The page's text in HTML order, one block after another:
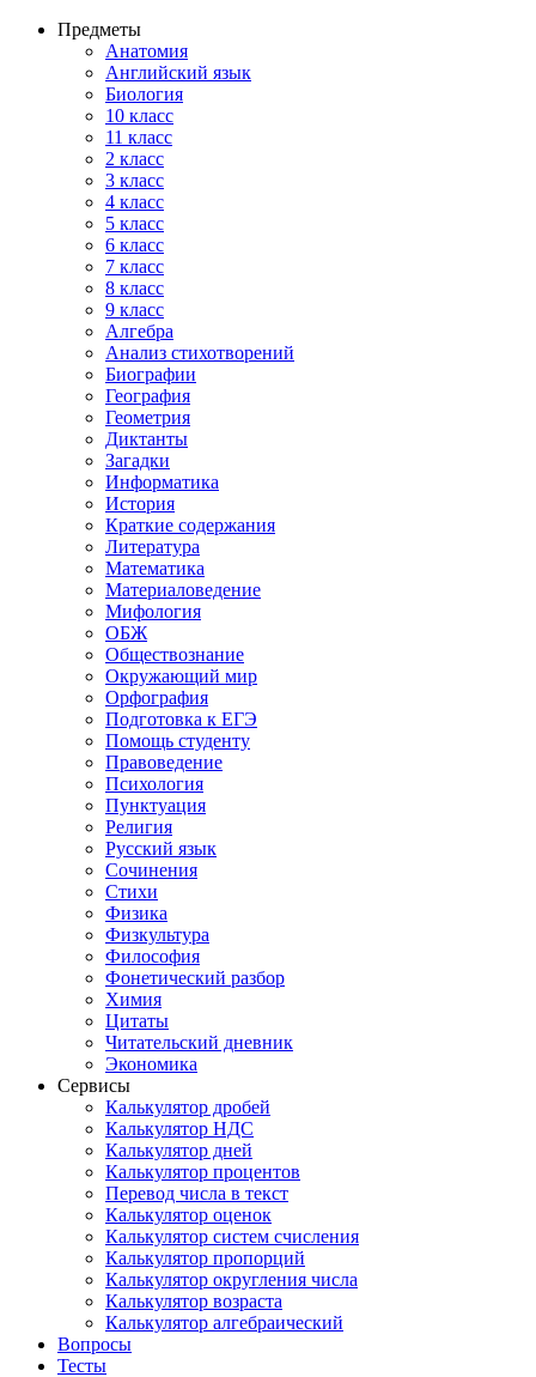
Предметы
Анатомия
Английский язык
Биология
10 класс
11 класс
2 класс
3 класс
4 класс
5 класс
6 класс
7 класс
8 класс
9 класс
Алгебра
Анализ стихотворений
Биографии
География
Геометрия
Диктанты
Загадки
Информатика
История
Краткие содержания
Литература
Математика
Материаловедение
Мифология
ОБЖ
Обществознание
Окружающий мир
Орфография
Подготовка к ЕГЭ
Помощь студенту
Правоведение
Психология
Пунктуация
Религия
Русский язык
Сочинения
Стихи
Физика
Физкультура
Философия
Фонетический разбор
Химия
Цитаты
Читательский дневник
Экономика
Сервисы
Калькулятор дробей
Калькулятор НДС
Калькулятор дней
Калькулятор процентов
Перевод числа в текст
Калькулятор оценок
Калькулятор систем счисления
Калькулятор пропорций
Калькулятор округления числа
Калькулятор возраста
Калькулятор алгебраический
Вопросы
Тесты